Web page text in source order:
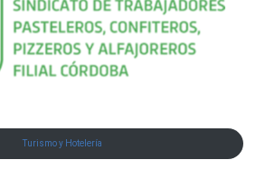
Turismo y Hotelería